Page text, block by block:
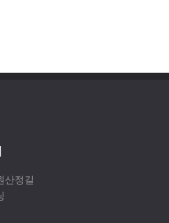
산정길